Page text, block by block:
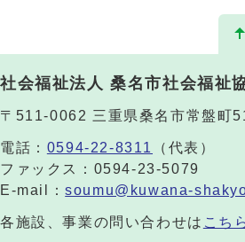
社会福祉法人 桑名市社会福祉
〒511-0062 三重県桑名市常盤町
電話： 0594-22-8311
（代表）
ファックス：0594-23-5079
E-mail：soumu@kuwana-
各施設、事業の問い合わせは こち